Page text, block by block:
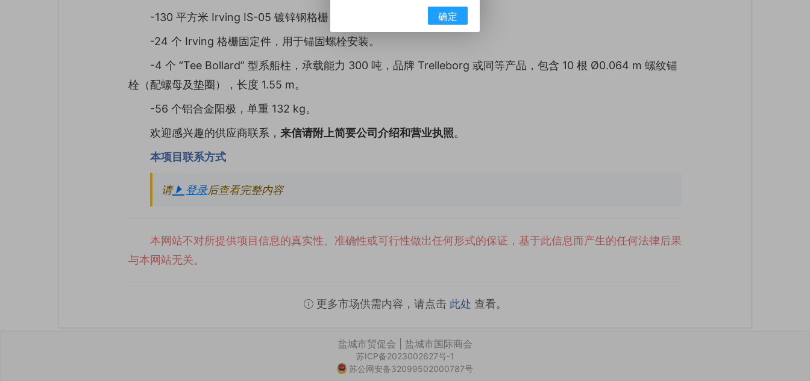
-130 平方米 Irving IS-05 镀锌钢格栅，规格 1/8" × 1"。
-24 个 Irving 格栅固定件，用于锚固螺栓安装。
-4 个 “Tee Bollard” 型系船柱，承载能力 300 吨，品牌 Trelleborg 或同等产品，包含 10 根 Ø0.064 m 螺纹锚
栓（配螺母及垫圈），长度 1.55 m。
-56 个铝合金阳极，单重 132 kg。
欢迎感兴趣的供应商联系， 来信请附上简要公司介绍和营业执照。
本项目联系方式
请 登录后查看完整内容
本网站不对所提供项目信息的真实性、准确性或可行性做出任何形式的保证，基于此信息而产生的任何法律后果
与本网站无关。
更多市场供需内容，请点击 此处 查看。
盐城市贸促会 | 盐城市国际商会
苏ICP备2023002627号-1
苏公网安备32099502000787号
确定